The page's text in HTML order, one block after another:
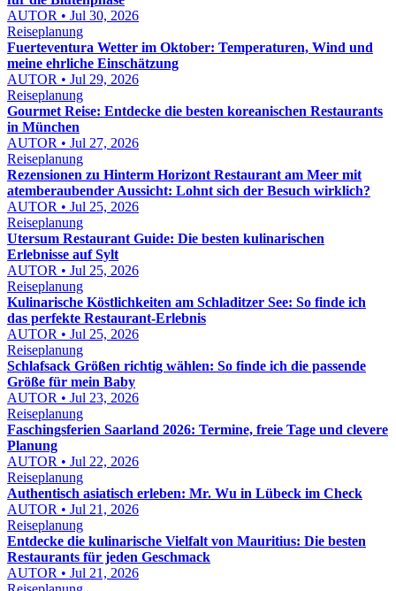
AUTOR • Jul 30, 2026
Reiseplanung
Fuerteventura Wetter im Oktober: Temperaturen, Wind und
meine ehrliche Einschätzung
AUTOR • Jul 29, 2026
Reiseplanung
Gourmet Reise: Entdecke die besten koreanischen Restaurants
in München
AUTOR • Jul 27, 2026
Reiseplanung
Rezensionen zu Hinterm Horizont Restaurant am Meer mit
atemberaubender Aussicht: Lohnt sich der Besuch wirklich?
AUTOR • Jul 25, 2026
Reiseplanung
Utersum Restaurant Guide: Die besten kulinarischen
Erlebnisse auf Sylt
AUTOR • Jul 25, 2026
Reiseplanung
Kulinarische Köstlichkeiten am Schladitzer See: So finde ich
das perfekte Restaurant-Erlebnis
AUTOR • Jul 25, 2026
Reiseplanung
Schlafsack Größen richtig wählen: So finde ich die passende
Größe für mein Baby
AUTOR • Jul 23, 2026
Reiseplanung
Faschingsferien Saarland 2026: Termine, freie Tage und clevere
Planung
AUTOR • Jul 22, 2026
Reiseplanung
Authentisch asiatisch erleben: Mr. Wu in Lübeck im Check
AUTOR • Jul 21, 2026
Reiseplanung
Entdecke die kulinarische Vielfalt von Mauritius: Die besten
Restaurants für jeden Geschmack
AUTOR • Jul 21, 2026